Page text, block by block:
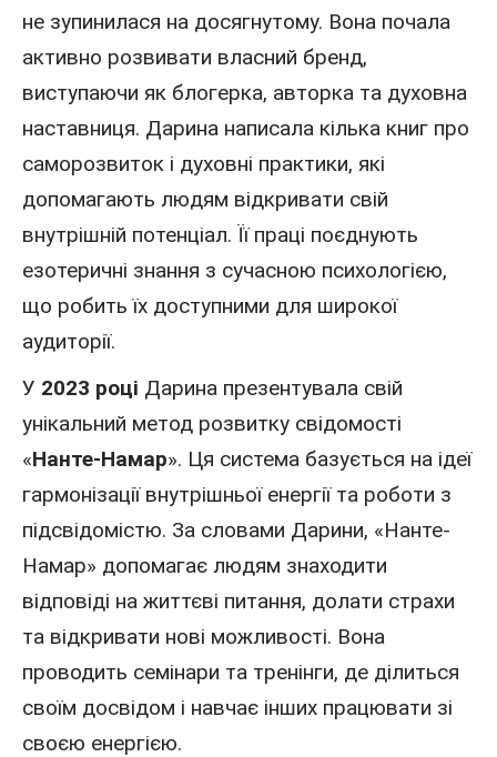
не зупинилася на досягнутому. Вона почала
активно розвивати власний бренд,
виступаючи як блогерка, авторка та духовна
наставниця. Дарина написала кілька книг про
саморозвиток і духовні практики, які
допомагають людям відкривати свій
внутрішній потенціал. Її праці поєднують
езотеричні знання з сучасною психологією,
що робить їх доступними для широкої
аудиторії.
У 2023 році Дарина презентувала свій
унікальний метод розвитку свідомості
«Нанте-Намар». Ця система базується на ідеї
гармонізації внутрішньої енергії та роботи з
підсвідомістю. За словами Дарини, «Нанте-
Намар» допомагає людям знаходити
відповіді на життєві питання, долати страхи
та відкривати нові можливості. Вона
проводить семінари та тренінги, де ділиться
своїм досвідом і навчає інших працювати зі
своєю енергією.